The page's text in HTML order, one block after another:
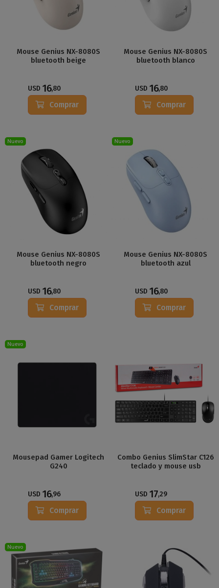
Mouse Genius NX-8080S
bluetooth beige
USD 16,80
Comprar
Mouse Genius NX-8080S
bluetooth blanco
USD 16,80
Comprar
Nuevo
Mouse Genius NX-8080S
bluetooth negro
USD 16,80
Comprar
Nuevo
Mouse Genius NX-8080S
bluetooth azul
USD 16,80
Comprar
Nuevo
Mousepad Gamer Logitech
G240
USD 16,96
Comprar
Combo Genius SlimStar C126
teclado y mouse usb
USD 17,29
Comprar
Nuevo